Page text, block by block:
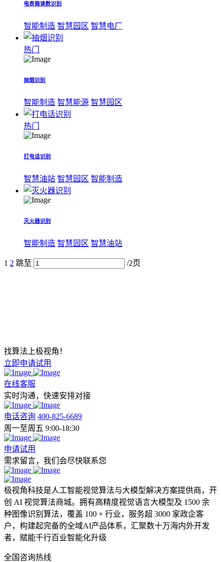
电表箱读数识别
智能制造 智慧园区 智慧电厂
热门
抽烟识别
智能制造 智慧能源 智慧园区
热门
打电话识别
智慧油站 智慧园区 智能制造
灭火器识别
智能制造 智慧园区 智慧油站
1 2 跳至 /2页
找算法上极视角！
立即申请试用
在线客服
实时沟通，快速安排对接
电话咨询 400-825-6689
周一至周五 9:00-18:30
申请试用
需求留言，我们会尽快联系您
极视角科技是人工智能视觉算法与大模型解决方案提供商，开
创 AI 视觉算法商城。拥有高精度视觉语言大模型及 1500 余
种图像识别算法，覆盖 100 + 行业，服务超 3000 家政企客
户，构建起完备的全域AI产品体系，汇聚数十万海内外开发
者，赋能千行百业智能化升级
全国咨询热线